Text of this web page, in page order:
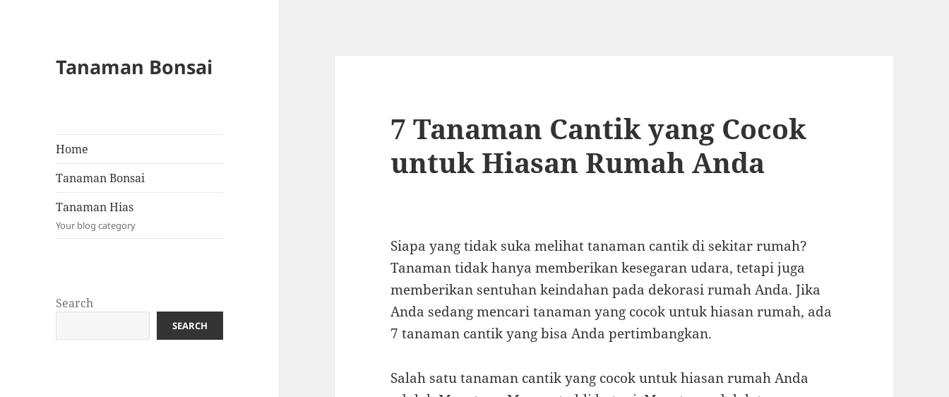
Tanaman Bonsai
Home
Tanaman Bonsai
Tanaman Hias
Your blog category
Search
SEARCH
7 Tanaman Cantik yang Cocok
untuk Hiasan Rumah Anda
Siapa yang tidak suka melihat tanaman cantik di sekitar rumah?
Tanaman tidak hanya memberikan kesegaran udara, tetapi juga
memberikan sentuhan keindahan pada dekorasi rumah Anda. Jika
Anda sedang mencari tanaman yang cocok untuk hiasan rumah, ada
7 tanaman cantik yang bisa Anda pertimbangkan.
Salah satu tanaman cantik yang cocok untuk hiasan rumah Anda